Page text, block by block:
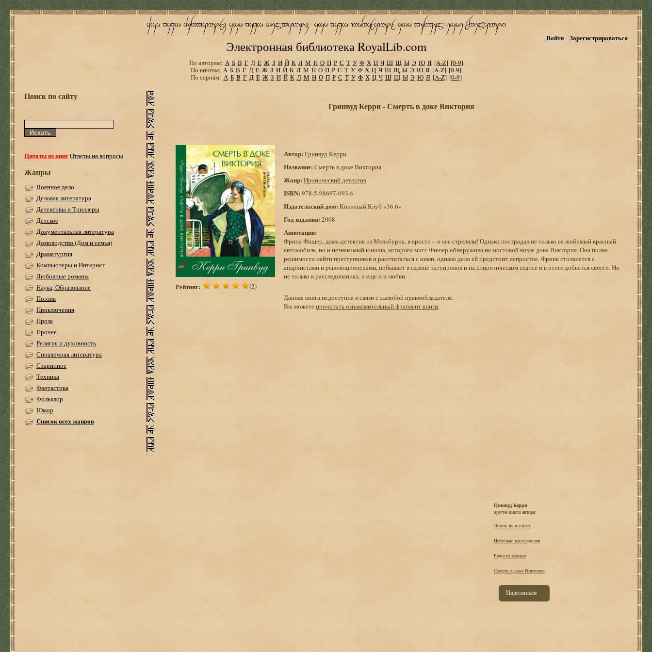
Электронная библиотека RoyalLib.com
Войти Зарегистрироваться
По авторам: А Б В Г Д Е Ж З И Й К Л М Н О П Р С Т У Ф Х Ц Ч Ш Щ Ы Э Ю Я [A-Z] [0-9]
По книгам: А Б В Г Д Е Ж З И Й К Л М Н О П Р С Т У Ф Х Ц Ч Ш Щ Ы Э Ю Я [A-Z] [0-9]
По сериям: А Б В Г Д Е Ж З И Й К Л М Н О П Р С Т У Ф Х Ц Ч Ш Щ Ы Э Ю Я [A-Z] [0-9]
Поиск по сайту
Цитаты из книгОтветы на вопросы
Жанры
Военное дело
Деловая литература
Детективы и Триллеры
Детское
Документальная литература
Домоводство (Дом и семья)
Драматургия
Компьютеры и Интернет
Любовные романы
Наука, Образование
Поэзия
Приключения
Проза
Прочее
Религия и духовность
Справочная литература
Старинное
Техника
Фантастика
Фольклор
Юмор
Список всех жанров
Гринвуд Керри - Смерть в доке Виктория
Рейтинг: (2)
Автор: Гринвуд Керри
Название: Смерть в доке Виктория
Жанр: Иронический детектив
ISBN: 978-5-98697-093-6
Издательский дом: Книжный Клуб «36.6»
Год издания: 2008
Аннотация:
Фрина Фишер, дама-детектив из Мельбурна, в ярости – в нее стреляли! Однако пострадал не только ее любимый красный
автомобиль, но и незнакомый юноша, которого мисс Фишер обнаружила на мостовой возле дока Виктория. Она полна
решимости найти преступников и рассчитаться с ними, однако дело ей предстоит непростое. Фрина столкнется с
анархистами и революционерами, побывает в салоне татуировок и на спиритическом сеансе и в итоге добьется своего. Но
не только в расследованиях, а еще и в любви.
Данная книга недоступна в связи с жалобой правообладателя.
Вы можетепрочитать ознакомительный фрагмент книги.
Гринвуд Керри
другие книги автора:
Лететь выше всех
Небесные наслаждения
Радости земные
Смерть в доке Виктория
Поделиться